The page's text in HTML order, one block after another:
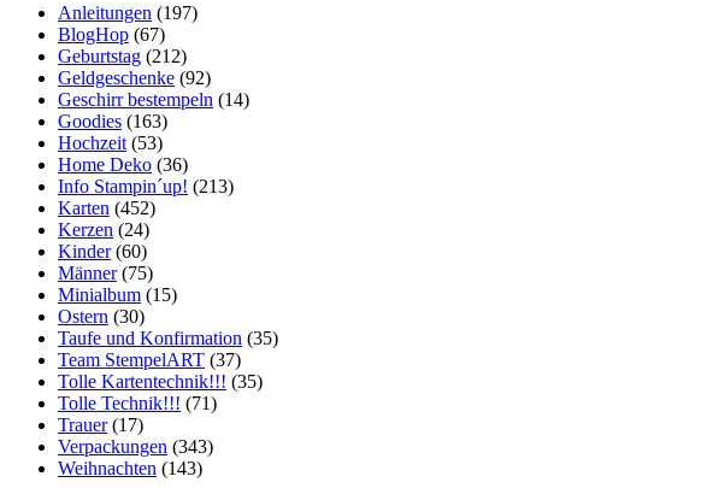
Anleitungen (197)
BlogHop (67)
Geburtstag (212)
Geldgeschenke (92)
Geschirr bestempeln (14)
Goodies (163)
Hochzeit (53)
Home Deko (36)
Info Stampin´up! (213)
Karten (452)
Kerzen (24)
Kinder(60)
Männer(75)
Minialbum (15)
Ostern (30)
Taufe und Konfirmation (35)
Team StempelART (37)
Tolle Kartentechnik!!! (35)
Tolle Technik!!! (71)
Trauer(17)
Verpackungen (343)
Weihnachten (143)